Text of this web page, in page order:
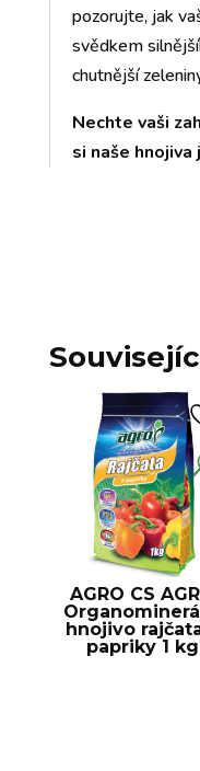
pozorujte, jak
svědkem
chutnější
Nechte vaši
si naše
AGRO CS
hnojivo
papriky 1 kg